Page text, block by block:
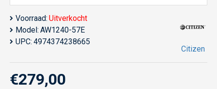
Voorraad: Uitverkocht
Model: AW1240-57E
UPC: 4974374238665
Citizen
€279,00